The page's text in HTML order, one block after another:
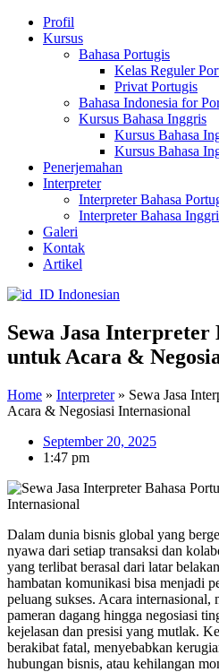
Profil
Kursus
Bahasa Portugis
Kelas Reguler
Privat Portugis
Bahasa Indonesia for
Kursus Bahasa Inggris
Kursus Bahasa
Kursus Bahasa
Penerjemahan
Interpreter
Interpreter Bahasa
Interpreter Bahasa
Galeri
Kontak
Artikel
Indonesian
Sewa Jasa Interpreter
untuk Acara &
Home » Interpreter » Sewa Jasa
Acara & Negosiasi Internasional
September 20, 2025
1:47 pm
Dalam dunia bisnis global yang
nyawa dari setiap transaksi dan
yang terlibat berasal dari latar
hambatan komunikasi bisa menjadi
peluang sukses. Acara internasional,
pameran dagang hingga negosiasi
kejelasan dan presisi yang mutlak.
berakibat fatal, menyebabkan
hubungan bisnis, atau kehilangan